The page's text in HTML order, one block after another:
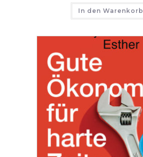
In den Warenkorb